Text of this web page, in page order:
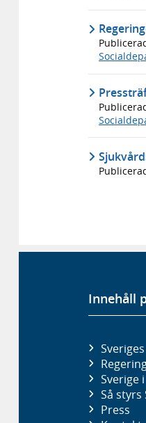
Innehåll
Sverige i
Så styrs
Press